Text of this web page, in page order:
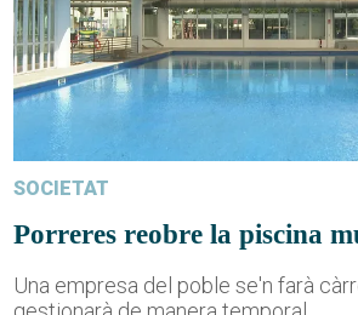
SOCIETAT
Porreres reobre la piscina
Una empresa del poble se'n farà